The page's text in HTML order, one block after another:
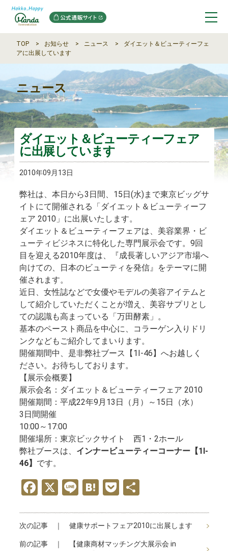
TOP お知らせ ニュース
ダイエット＆ビューティーフェ
アに出展しています
ニュース
ダイエット＆ビューティーフェア
に出展しています
2010年09月13日
弊社は、本日から3日間、15日(水)まで東京ビッグサ
イトにて開催される「ダイエット＆ビューティーフ
ェア 2010」に出展いたします。
ダイエット＆ビューティーフェアは、美容業界・ビ
ューティビジネスに特化した専門展示会です。9回
目を迎える2010年度は、『成長著しいアジア市場へ
向けての、日本のビューティを発信』をテーマに開
催されます。
近日、女性誌などで女優やモデルの美容アイテムと
して紹介していただくことが増え、美容サプリとし
ての認識も高まっている「万田酵素」。
基本のペースト商品を中心に、コラーゲン入りドリ
ンクなどもご紹介してまいります。
開催期間中、是非弊社ブース【1I-46】へお越しく
ださい。お待ちしております。
【展示会概要】
展示会名：ダイエット＆ビューティーフェア 2010
開催期間：平成22年9月13日（月）～15日（水）
3日間開催
10:00～17:00
開催場所：東京ビックサイト 西1・2ホール
弊社ブースは、 インナービューティーコーナー【1I-
46】 です。
F
a
ce
b
X Li
n
e
H
at
e
P
o
ck
et
共
次の記事 ｜ 健康サポートフェア2010に出展します
前の記事 ｜
【健康商材マッチング大展示会 in